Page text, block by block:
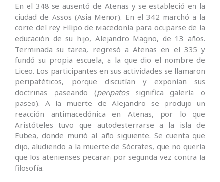
En el 348 se ausentó de Atenas y se estableció en la
ciudad de Assos (Asia Menor). En el 342 marchó a la
corte del rey Filipo de Macedonia para ocuparse de la
educación de su hijo, Alejandro Magno, de 13 años.
Terminada su tarea, regresó a Atenas en el 335 y
fundó su propia escuela, a la que dio el nombre de
Liceo. Los participantes en sus actividades se llamaron
peripatéticos, porque discutían y exponían sus
doctrinas paseando (peripatossignifica galería o
paseo). A la muerte de Alejandro se produjo un
reacción antimacedónica en Atenas, por lo que
Aristóteles tuvo que autodesterrarse a la isla de
Eubea, donde murió al año siguiente. Se cuenta que
dijo, aludiendo a la muerte de Sócrates, que no quería
que los atenienses pecaran por segunda vez contra la
filosofía.